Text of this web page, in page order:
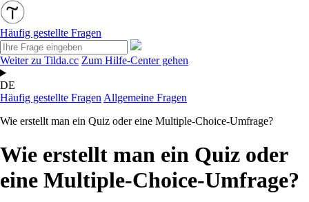
Häufig gestellte Fragen
Weiter zu Tilda.cc Zum Hilfe-Center gehen
DE
Häufig gestellte Fragen Allgemeine Fragen
Wie erstellt man ein Quiz oder eine Multiple-Choice-Umfrage?
Wie erstellt man ein Quiz oder
eine Multiple-Choice-Umfrage?